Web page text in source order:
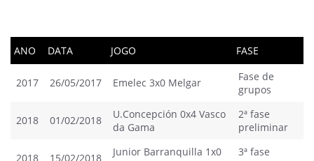
ANO DATA JOGO FASE
2017 26/05/2017 Emelec 3x0 Melgar
Fase de
grupos
2018 01/02/2018
U.Concepción 0x4 Vasco
da Gama
2ª fase
preliminar
2018 15/02/2018
Junior Barranquilla 1x0
3ª fase